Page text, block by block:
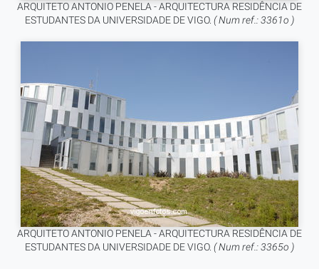
ARQUITETO ANTONIO PENELA - ARQUITECTURA RESIDÊNCIA DE
ESTUDANTES DA UNIVERSIDADE DE VIGO. ( Num ref.: 3361o )
ARQUITETO ANTONIO PENELA - ARQUITECTURA RESIDÊNCIA DE
ESTUDANTES DA UNIVERSIDADE DE VIGO. ( Num ref.: 3365o )